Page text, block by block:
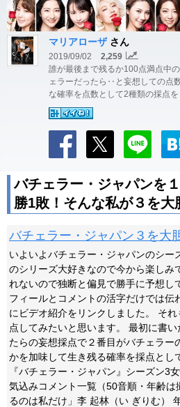
マリアローザさん
2019/09/02
2,259
誰が最後まで残るか100点満点中
ェラーだったら‥と妄想しての点
な確率を点数として2種類の採点を
バチェラー・ジャパンを
勝1敗！そんな私が３を大
バチェラー・ジャパン３を大
いよいよバチェラー・ジャパンのシー
のシリーズ大好きなので今から楽しみ
れないので独断と偏見で勝手に予想し
フィールとコメントの活字だけでは伝
にビデオ紹介をリンクしました。 そ
点してみたいと思います。 最初に書
たらの妄想採点で２番目がバチェラー
かを加味して生き残る確率を採点とし
『バチェラー・ジャパン』シーズン3
気込みコメント一覧（50音順・年齢
るのは私だけ」李 起林（い ぎりむ）